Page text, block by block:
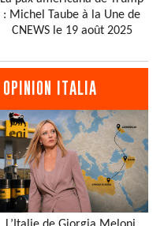
: Michel Taube à la Une de
CNEWS le 19 août 2025
OPINION ITALIA